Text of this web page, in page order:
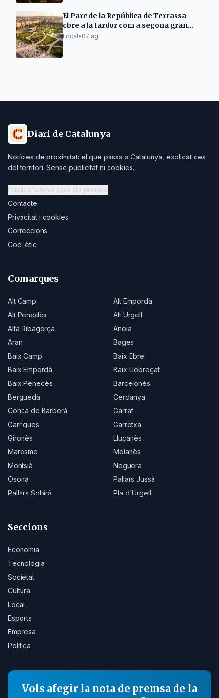
El Parc de la República de Terrassa
obre a la tardor com a segona gran
zona verda
Local• 07 ag.
Diari de Catalunya
Notícies de proximitat: el que passa a Catalunya, explicat des
del territori. Sense publicitat ni cookies.
Publica la teva nota de premsa
Contacte
Privacitat i cookies
Correccions
Codi ètic
Comarques
Alt Camp
Alt Empordà
Alt Penedès
Alt Urgell
Alta Ribagorça
Anoia
Aran
Bages
Baix Camp
Baix Ebre
Baix Empordà
Baix Llobregat
Baix Penedès
Barcelonès
Berguedà
Cerdanya
Conca de Barberà
Garraf
Garrigues
Garrotxa
Gironès
Lluçanès
Maresme
Moianès
Montsià
Noguera
Osona
Pallars Jussà
Pallars Sobirà
Pla d'Urgell
Seccions
Economia
Tecnologia
Societat
Cultura
Local
Esports
Empresa
Política
Vols afegir la nota de premsa de la